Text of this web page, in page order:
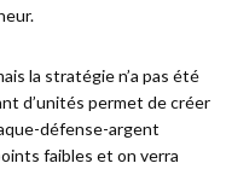
la stratégie n’a pas été
d’unités permet de créer
défense-argent
faibles et on verra